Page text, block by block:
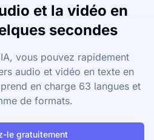
et la vidéo en
secondes
vous pouvez rapidement
audio et vidéo en texte en
en charge 63 langues et
de formats.
le gratuitement